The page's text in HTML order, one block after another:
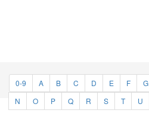
0-9 A B C D E F G
N
O P Q R S T U